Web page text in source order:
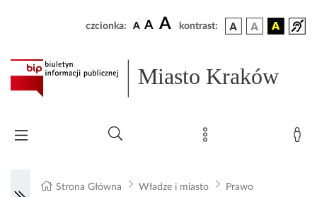
czcionka: A A A kontrast:
Miasto Kraków
Strona Główna Władze i miasto
Prawo